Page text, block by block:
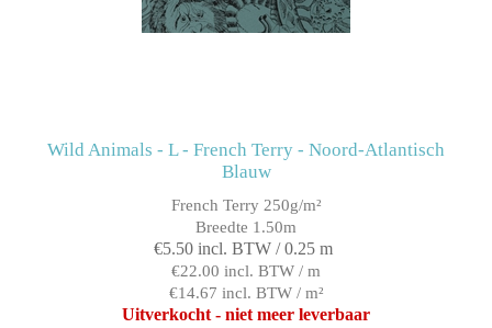
Wild Animals - L - French Terry - Noord-Atlantisch
Blauw
French Terry 250g/m²
Breedte 1.50m
€5.50 incl. BTW / 0.25 m
€22.00 incl. BTW / m
€14.67 incl. BTW / m²
Uitverkocht - niet meer leverbaar